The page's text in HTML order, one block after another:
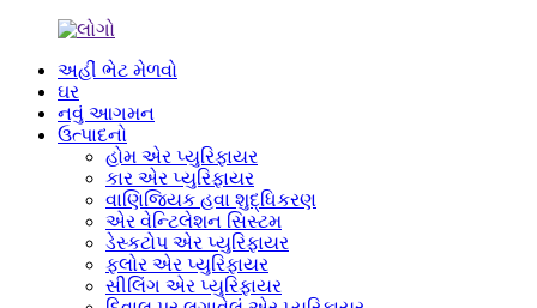
અહીં ભેટ મેળવો
ઘર
નવું આગમન
ઉત્પાદનો
હોમ એર પ્યુરિફાયર
કાર એર પ્યુરિફાયર
વાણિજ્યિક હવા શુદ્ધિકરણ
એર વેન્ટિલેશન સિસ્ટમ
ડેસ્કટોપ એર પ્યુરિફાયર
ફ્લોર એર પ્યુરિફાયર
સીલિંગ એર પ્યુરિફાયર